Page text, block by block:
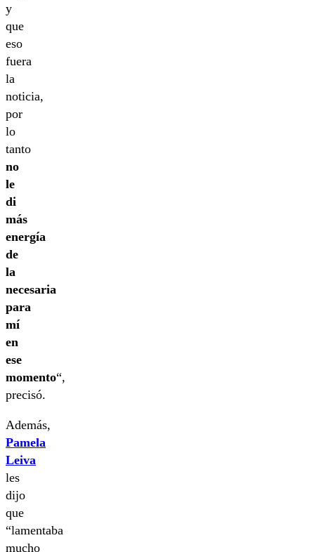
y
que
eso
fuera
la
noticia,
por
lo
tanto
no
le
di
más
energía
de
la
necesaria
para
mí
en
ese
momento“,
precisó.
Además,
Pamela
Leiva
les
dijo
que
“lamentaba
mucho